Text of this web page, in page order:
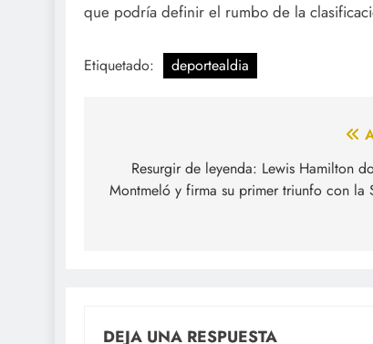
que podría definir el rumbo de la
Etiquetado: deportealdia
entradas
Resurgir de leyenda: Lewis Hamilton
Montmeló y firma su primer triunfo con la
DEJA UNA RESPUESTA